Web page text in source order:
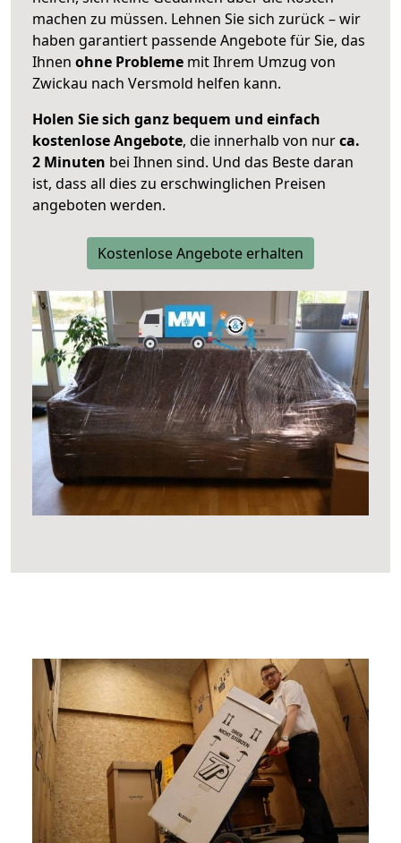
machen zu müssen. Lehnen Sie sich zurück – wir
haben garantiert passende Angebote für Sie, das
Ihnen ohne Probleme mit Ihrem Umzug von
Zwickau nach Versmold helfen kann.
Holen Sie sich ganz bequem und einfach
kostenlose Angebote, die innerhalb von nurca.
2 Minuten bei Ihnen sind. Und das Beste daran
ist, dass all dies zu erschwinglichen Preisen
angeboten werden.
Kostenlose Angebote erhalten